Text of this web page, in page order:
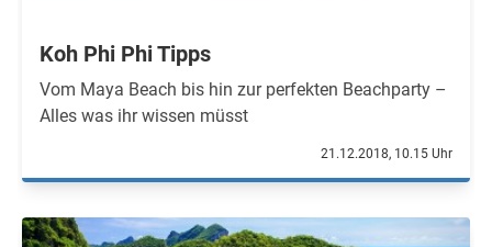
Koh Phi Phi Tipps
Vom Maya Beach bis hin zur perfekten Beachparty –
Alles was ihr wissen müsst
21.12.2018, 10.15 Uhr